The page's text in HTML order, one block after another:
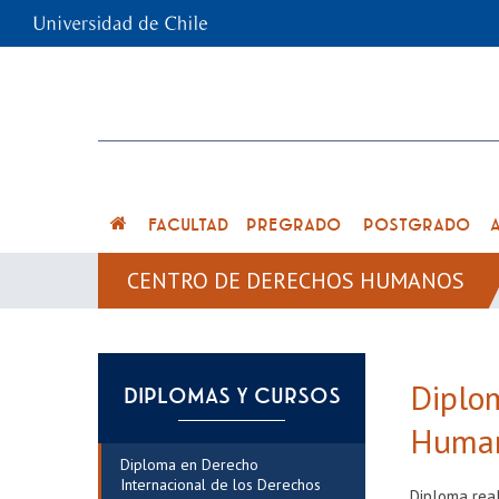
FACULTAD PREGRADO POSTGRADO
CENTRO DE DERECHOS HUMANOS
DIPLOMAS Y CURSOS
Diploma en Derecho
Internacional de los Derechos